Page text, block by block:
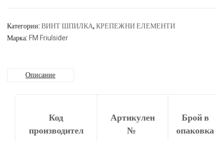
Категории:ВИНТ ШПИЛКА,КРЕПЕЖНИ ЕЛЕМЕНТИ
Марка:FM Friulsider
Описание
Код
производител
Артикулен
№
Брой в
опаковка